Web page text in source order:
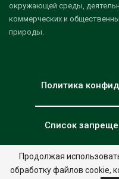
окружающей среды,
коммерческих и
природы.
Политика
Список
© 2026 - НИА "Экология".
Продолжая
обработку файлов cookie,